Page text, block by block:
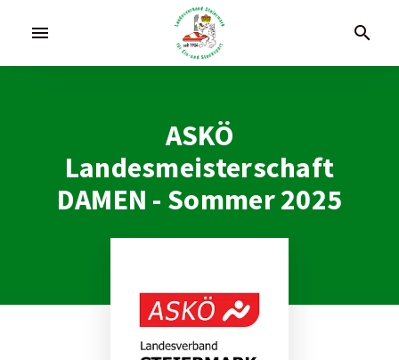
menu search
ASKÖ
Landesmeisterschaft
DAMEN - Sommer 2025